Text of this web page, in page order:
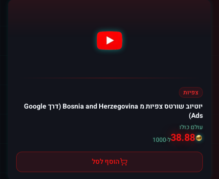
צפיות
יוטיוב שורטס צפיות מ Bosnia and Herzegovina (דרך Google
Ads)
עולם כולו
38.88ל-1000
הוסף לסל